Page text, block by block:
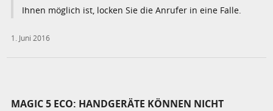
Ihnen möglich ist, locken Sie die Anrufer in eine Falle.
1. Juni 2016
MAGIC 5 ECO: HANDGERÄTE KÖNNEN NICHT